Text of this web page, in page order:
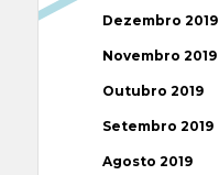
Dezembro 2019
Novembro 2019
Outubro 2019
Setembro 2019
Agosto 2019